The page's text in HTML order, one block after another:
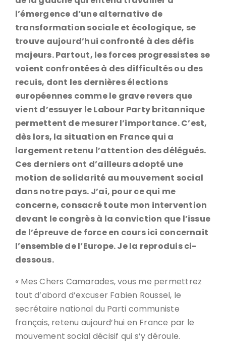
l’émergence d’une alternative de
transformation sociale et écologique, se
trouve aujourd’hui confronté à des défis
majeurs. Partout, les forces progressistes se
voient confrontées à des difficultés ou des
recuis, dont les dernières élections
européennes comme le grave revers que
vient d’essuyer le Labour Party britannique
permettent de mesurer l’importance. C’est,
dès lors, la situation en France qui a
largement retenu l’attention des délégués.
Ces derniers ont d’ailleurs adopté une
motion de solidarité au mouvement social
dans notre pays. J’ai, pour ce qui me
concerne, consacré toute mon intervention
devant le congrès à la conviction que l’issue
de l’épreuve de force en cours ici concernait
l’ensemble de l’Europe. Je la reproduis ci-
dessous.
« Mes Chers Camarades, vous me permettrez
tout d’abord d’excuser Fabien Roussel, le
secrétaire national du Parti communiste
français, retenu aujourd’hui en France par le
mouvement social décisif qui s’y déroule.